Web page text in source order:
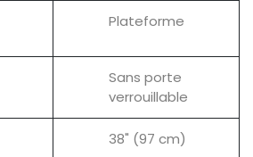
Plateforme
Sans porte
verrouillable
38" (97 cm)